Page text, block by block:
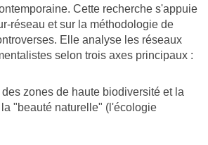
Cette recherche s'appuie
réseau et sur la méthodologie de
Elle analyse les réseaux
selon trois axes principaux :
des zones de haute biodiversité et la
"beauté naturelle" (l'écologie